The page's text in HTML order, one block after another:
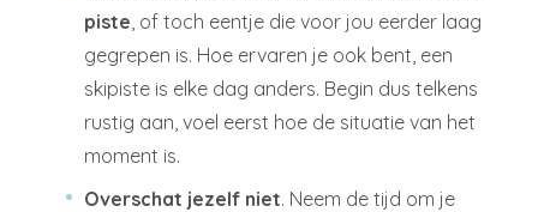
piste , of toch eentje die voor jou eerder laag
gegrepen is. Hoe ervaren je ook bent, een
skipiste is elke dag anders. Begin dus telkens
rustig aan, voel eerst hoe de situatie van het
moment is.
Overschat jezelf niet. Neem de tijd om je